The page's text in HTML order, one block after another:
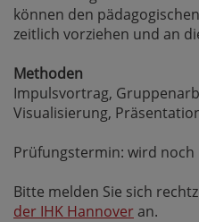
können den
zeitlich vorziehen und an
Methoden
Impulsvortrag,
Visualisierung,
Prüfungstermin: wird noch
Bitte melden Sie sich
der IHK Hannover an.